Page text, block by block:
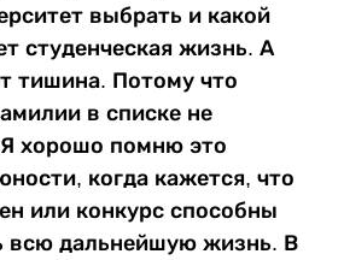
выбрать и какой
студенческая жизнь. А
тишина. Потому что
в списке не
Я хорошо помню это
когда кажется, что
или конкурс способны
всю дальнейшую жизнь. В